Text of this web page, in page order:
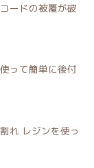
ードの被覆が破
って簡単に後付
れ レジンを使っ